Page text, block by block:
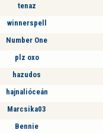
tenaz
winnerspell
Number One
plz oxo
hazudos
hajnalióceán
Marcsika03
Bennie